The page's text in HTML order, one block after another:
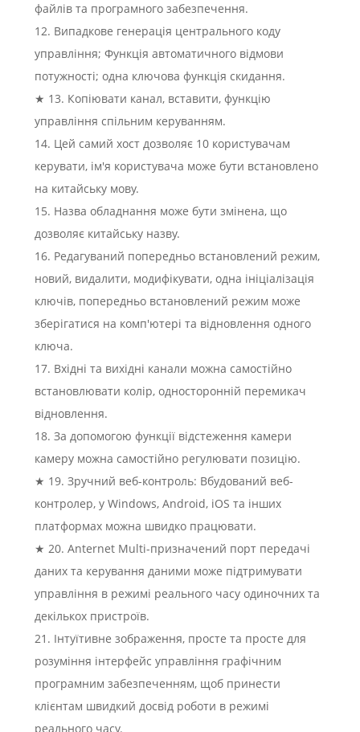
файлів та програмного забезпечення.
12. Випадкове генерація центрального коду
управління; Функція автоматичного відмови
потужності; одна ключова функція скидання.
★ 13. Копіювати канал, вставити, функцію
управління спільним керуванням.
14. Цей самий хост дозволяє 10 користувачам
керувати, ім'я користувача може бути встановлено
на китайську мову.
15. Назва обладнання може бути змінена, що
дозволяє китайську назву.
16. Редагуваний попередньо встановлений режим,
новий, видалити, модифікувати, одна ініціалізація
ключів, попередньо встановлений режим може
зберігатися на комп'ютері та відновлення одного
ключа.
17. Вхідні та вихідні канали можна самостійно
встановлювати колір, односторонній перемикач
відновлення.
18. За допомогою функції відстеження камери
камеру можна самостійно регулювати позицію.
★ 19. Зручний веб-контроль: Вбудований веб-
контролер, у Windows, Android, iOS та інших
платформах можна швидко працювати.
★ 20. Anternet Multi-призначений порт передачі
даних та керування даними може підтримувати
управління в режимі реального часу одиночних та
декількох пристроїв.
21. Інтуїтивне зображення, просте та просте для
розуміння інтерфейс управління графічним
програмним забезпеченням, щоб принести
клієнтам швидкий досвід роботи в режимі
реального часу.